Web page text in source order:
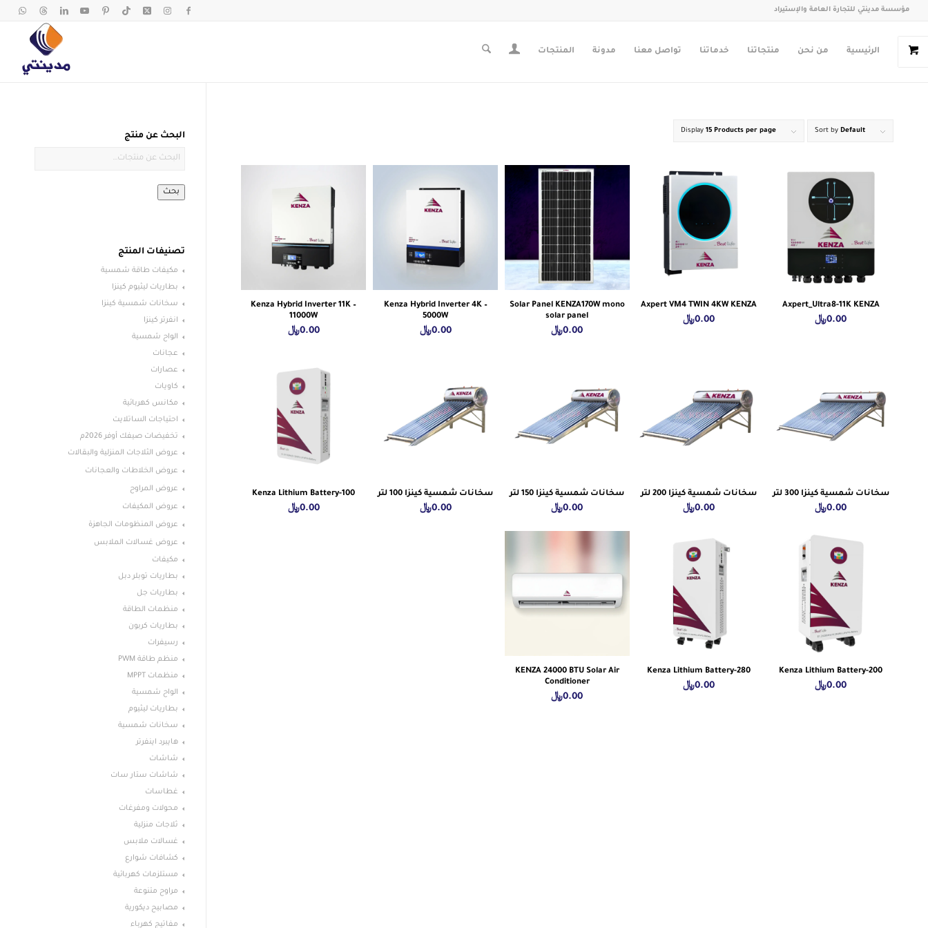
مؤسسة مدينتي للتجارة العامة والإستيراد
الرئيسية من نحن منتجاتنا خدماتنا تواصل معنا مدونة المنتجات
Sort by Default
Display 15 Products per page
Axpert_Ultra8-11K KENZA
0.00﷼
Axpert VM4 TWIN 4KW KENZA
0.00﷼
Solar Panel KENZA170W mono
solar panel
0.00﷼
Kenza Hybrid Inverter 4K –
5000W
0.00﷼
Kenza Hybrid Inverter 11K –
11000W
0.00﷼
سخانات شمسية كينزا 300 لتر
0.00﷼
سخانات شمسية كينزا 200 لتر
0.00﷼
سخانات شمسية كينزا 150 لتر
0.00﷼
سخانات شمسية كينزا 100 لتر
0.00﷼
Kenza Lithium Battery-100
0.00﷼
Kenza Lithium Battery-200
0.00﷼
Kenza Lithium Battery-280
0.00﷼
KENZA 24000 BTU Solar Air
Conditioner
0.00﷼
البحث عن منتج
بحث
تصنيفات المنتج
مكيفات طاقة شمسية
بطاريات ليثيوم كينزا
سخانات شمسية كينزا
انفرتر كينزا
الواح شمسية
عجانات
عصارات
كاويات
مكانس كهربائية
احتياجات الساتلايت
تخفيضات صيفك أوفر 2026م
عروض الثلاجات المنزلية والبقالات
عروض الخلاطات والعجانات
عروض المراوح
عروض المكيفات
عروض المنظومات الجاهزة
عروض غسالات الملابس
مكيفات
بطاريات توبلر دبل
بطاريات جل
منظمات الطاقة
بطاريات كربون
رسيفرات
منظم طاقة PWM
منظمات MPPT
الواح شمسية
بطاريات ليثيوم
سخانات شمسية
هايبرد اينفرتر
شاشات
شاشات ستار سات
غطاسات
محولات ومفرغات
ثلاجات منزلية
غسالات ملابس
كشافات شوارع
مستلزمات كهربائية
مراوح متنوعة
مصابيح ديكورية
مفاتيج كهرباء